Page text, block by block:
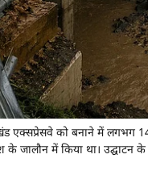
एक्सप्रेसवे को बनाने में लगभग
के जालौन में किया था।